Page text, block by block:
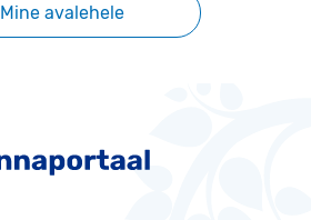
Mine avalehele